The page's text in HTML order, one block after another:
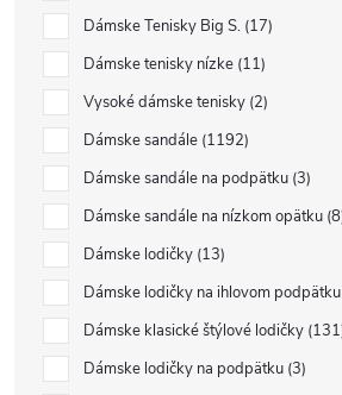
Dámske Tenisky Big S. 17
Dámske tenisky nízke 11
Vysoké dámske tenisky 2
Dámske sandále 1192
Dámske sandále na podpätku 3
Dámske sandále na nízkom opätku 8
Dámske lodičky 13
Dámske lodičky na ihlovom podpätku
Dámske klasické štýlové lodičky 131
Dámske lodičky na podpätku 3